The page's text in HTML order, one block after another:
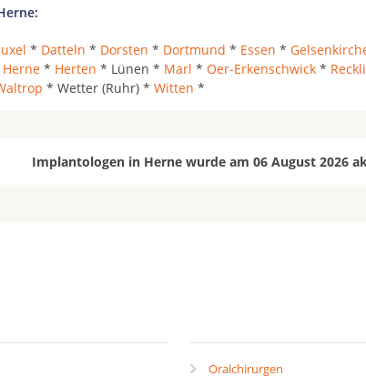
* Datteln * Dorsten * Dortmund * Essen *
Herne * Herten * Lünen * Marl * Oer-Erkenschwick *
* Wetter (Ruhr) * Witten *
Implantologen in Herne wurde am 06 August 2026
Oralchirurgen